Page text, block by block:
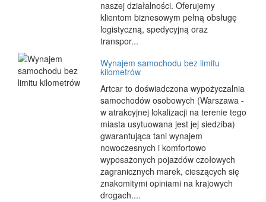
naszej działalności. Oferujemy
klientom biznesowym pełną obsługę
logistyczną, spedycyjną oraz
transpor...
Wynajem samochodu bez limitu
kilometrów
Artcar to doświadczona wypożyczalnia
samochodów osobowych (Warszawa -
w atrakcyjnej lokalizacji na terenie tego
miasta usytuowana jest jej siedziba)
gwarantująca tani wynajem
nowoczesnych i komfortowo
wyposażonych pojazdów czołowych
zagranicznych marek, cieszących się
znakomitymi opiniami na krajowych
drogach....